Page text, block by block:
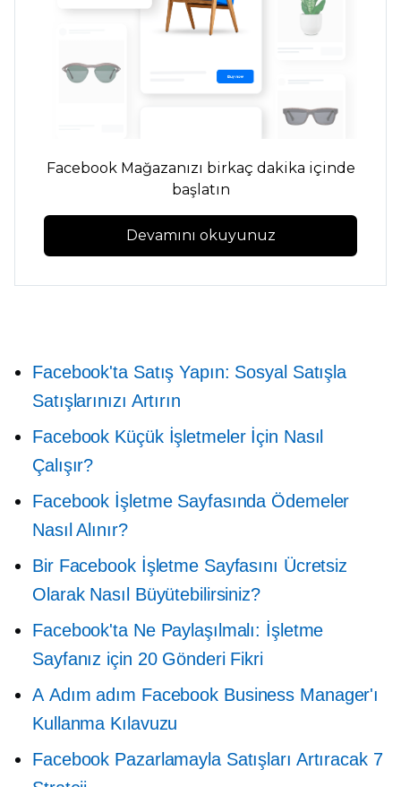
Facebook Mağazanızı birkaç dakika içinde
başlatın
Devamını okuyunuz
Facebook'ta Satış Yapın: Sosyal Satışla
Satışlarınızı Artırın
Facebook Küçük İşletmeler İçin Nasıl
Çalışır?
Facebook İşletme Sayfasında Ödemeler
Nasıl Alınır?
Bir Facebook İşletme Sayfasını Ücretsiz
Olarak Nasıl Büyütebilirsiniz?
Facebook'ta Ne Paylaşılmalı: İşletme
Sayfanız için 20 Gönderi Fikri
A Adım adım Facebook Business Manager'ı
Kullanma Kılavuzu
Facebook Pazarlamayla Satışları Artıracak 7